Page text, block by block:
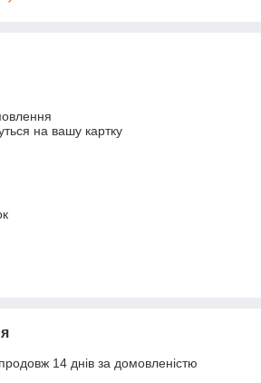
на вашу картку
14 днів за домовленістю